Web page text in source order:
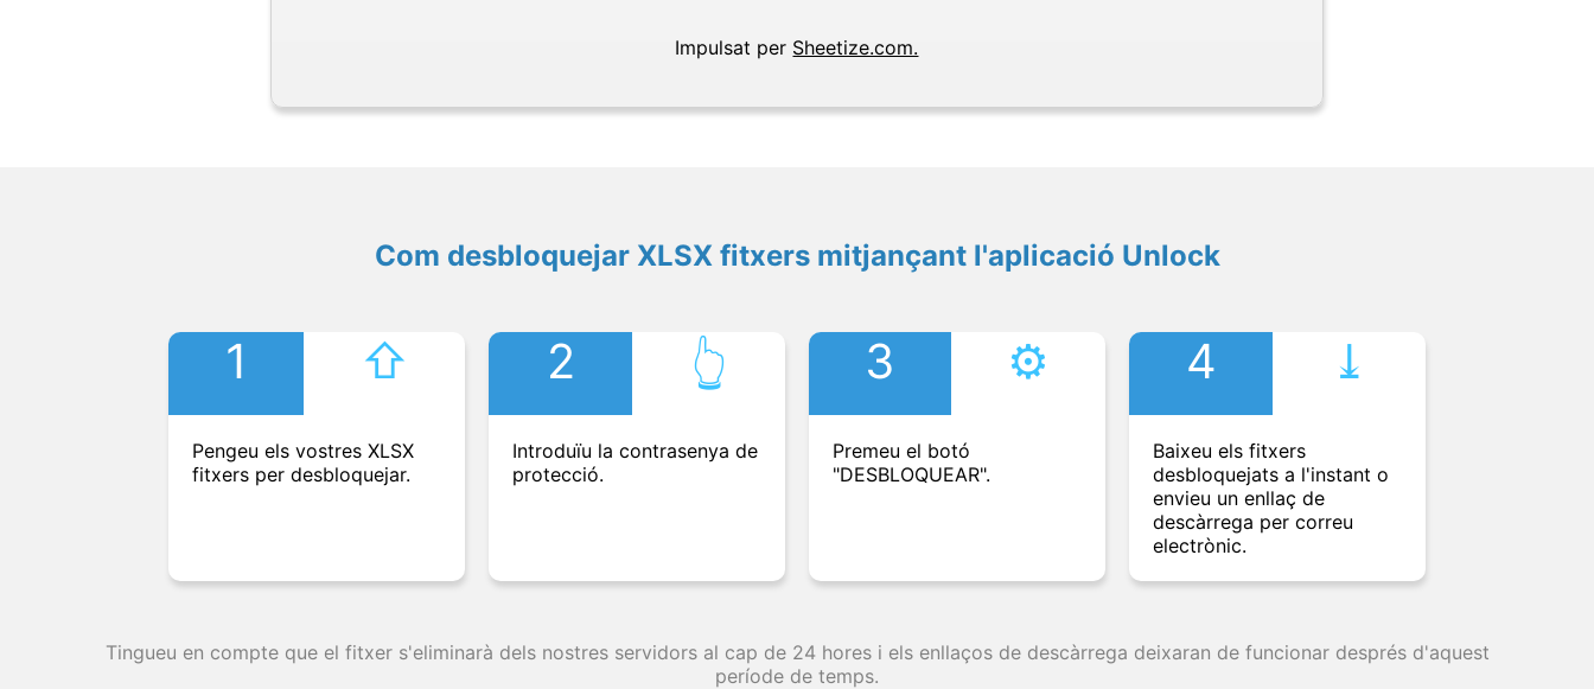
Impulsat per Sheetize.com.
Com desbloquejar XLSX fitxers mitjançant l'aplicació Unlock
1 ⇧︎
Pengeu els vostres XLSX
fitxers per desbloquejar.
2 👆︎
Introduïu la contrasenya de
protecció.
3 ⚙︎
Premeu el botó
"DESBLOQUEAR".
4 ⤓︎
Baixeu els fitxers
desbloquejats a l'instant o
envieu un enllaç de
descàrrega per correu
electrònic.
Tingueu en compte que el fitxer s'eliminarà dels nostres servidors al cap de 24 hores i els enllaços de descàrrega deixaran de funcionar després d'aquest
període de temps.